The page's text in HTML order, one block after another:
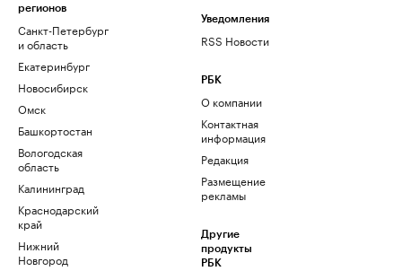
регионов
Санкт-Петербург
и область
Екатеринбург
Новосибирск
Омск
Башкортостан
Вологодская
область
Калининград
Краснодарский
край
Нижний
Новгород
Уведомления
RSS Новости
РБК
О компании
Контактная
информация
Редакция
Размещение
рекламы
Другие
продукты
РБК